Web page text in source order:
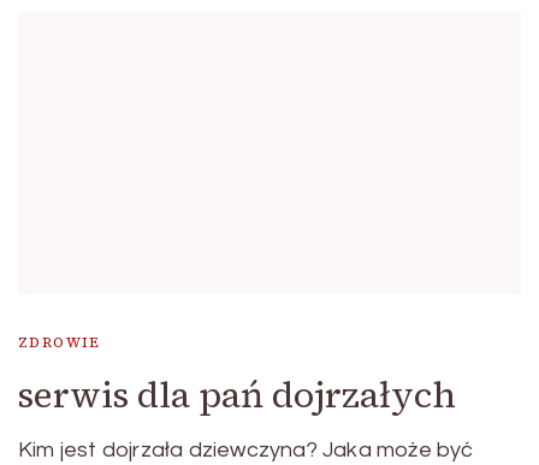
ZDROWIE
serwis dla pań dojrzałych
Kim jest dojrzała dziewczyna? Jaka może być